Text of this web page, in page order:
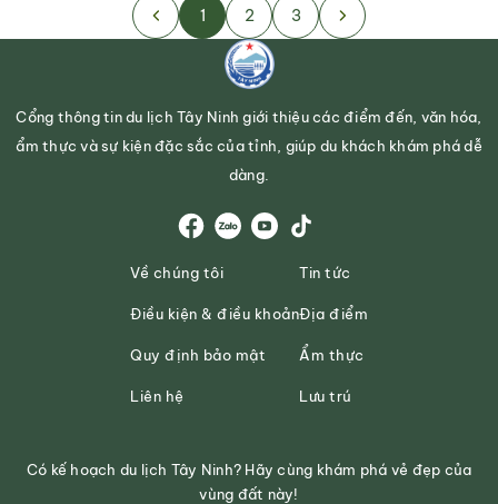
1 2 3
Cổng thông tin du lịch Tây Ninh giới thiệu các điểm đến, văn hóa,
ẩm thực và sự kiện đặc sắc của tỉnh, giúp du khách khám phá dễ
dàng.
Về chúng tôi
Điều kiện & điều khoản
Quy định bảo mật
Liên hệ
Tin tức
Địa điểm
Ẩm thực
Lưu trú
Có kế hoạch du lịch Tây Ninh? Hãy cùng khám phá vẻ đẹp của
vùng đất này!